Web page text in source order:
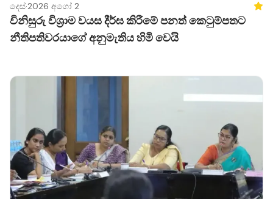
දෙස්·2026 අගෝ 2
විනිසුරු විශ්‍රාම වයස දීර්ඝ කිරීමේ පනත් කෙටුම්පතට
නීතිපතිවරයාගේ අනුමැතිය හිමි වෙයි